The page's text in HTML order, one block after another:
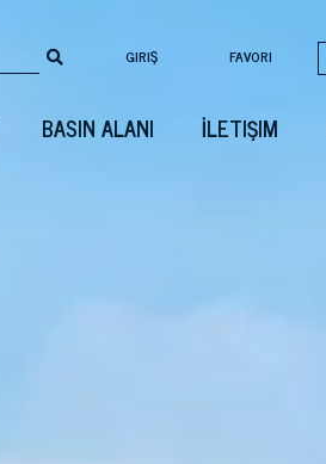
GIRIŞ FAVORI
BASIN ALANI İLETIŞIM